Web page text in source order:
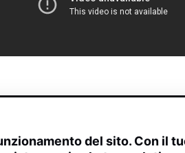
del sito. Con il